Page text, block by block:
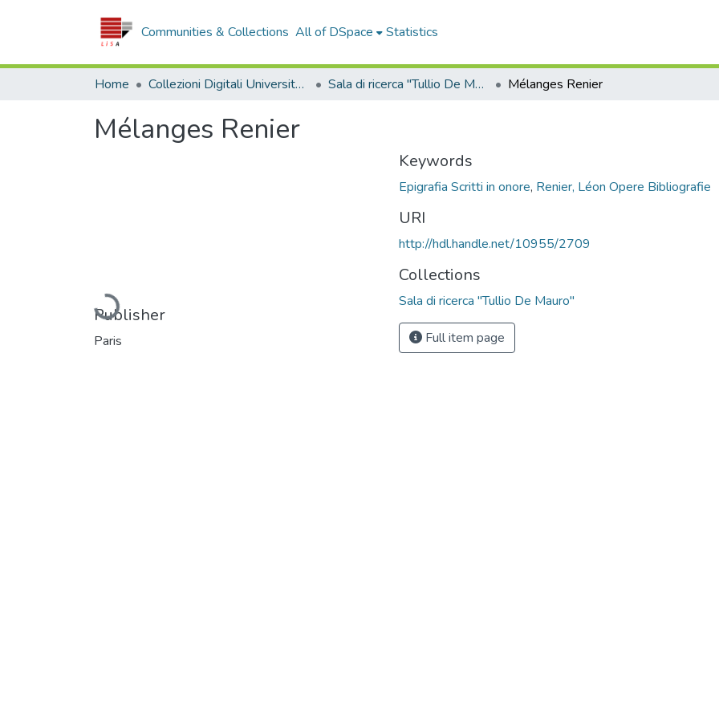
Communities & Collections All of DSpace Statistics
Home Collezioni Digitali Università della Calabria Sala di ricerca "Tullio De Mauro" Mélanges Renier
Mélanges Renier
Loading...
Publisher
Paris
Keywords
Epigrafia Scritti in onore, Renier, Léon Opere Bibliografie
URI
http://hdl.handle.net/10955/2709
Collections
Sala di ricerca "Tullio De Mauro"
Full item page